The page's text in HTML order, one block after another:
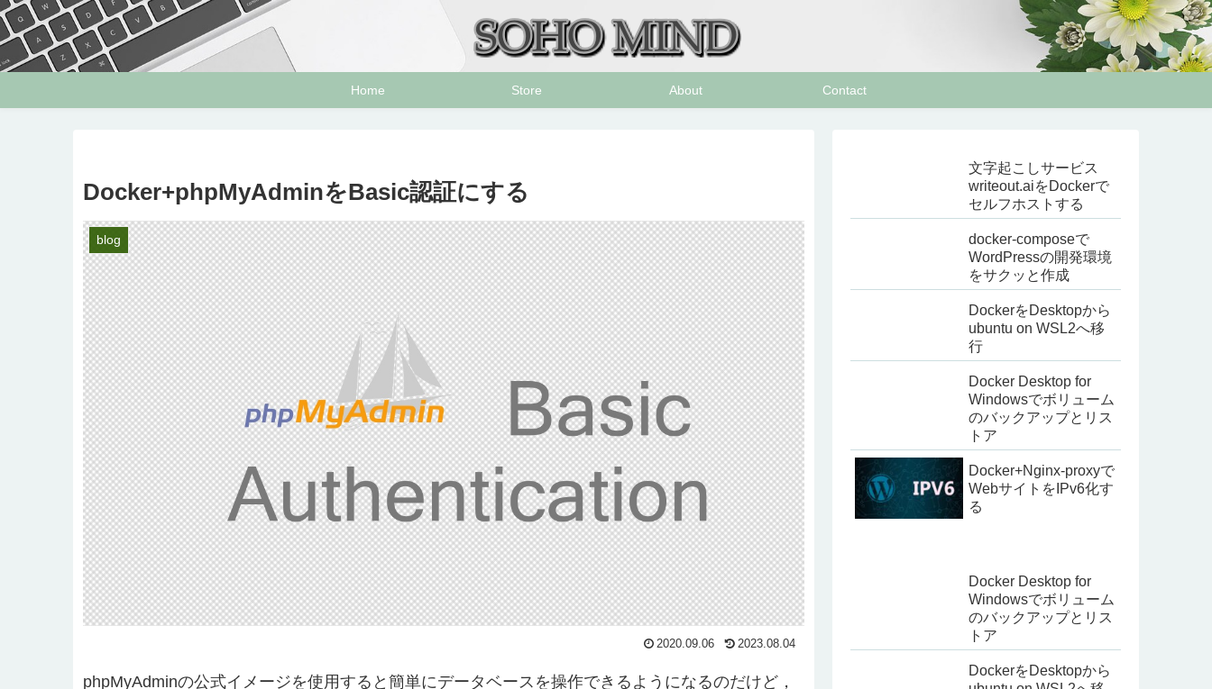
Home Store About Contact
Docker+phpMyAdminをBasic認証にする
blog
2020.09.06 2023.08.04
phpMyAdminの公式イメージを使用すると簡単にデータベースを操作できるようになるのだけど，
文字起こしサービス
writeout.aiをDockerで
セルフホストする
docker-composeで
WordPressの開発環境
をサクッと作成
DockerをDesktopから
ubuntu on WSL2へ移
行
Docker Desktop for
Windowsでボリューム
のバックアップとリス
トア
Docker+Nginx-proxyで
WebサイトをIPv6化す
る
Docker Desktop for
Windowsでボリューム
のバックアップとリス
トア
DockerをDesktopから